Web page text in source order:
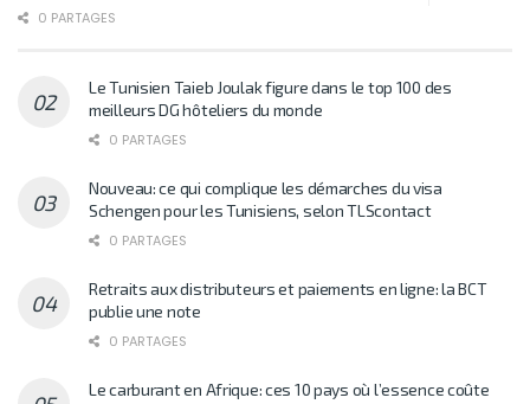
0 PARTAGES
Le Tunisien Taieb Joulak figure dans le top 100 des
meilleurs DG hôteliers du monde
0 PARTAGES
Nouveau: ce qui complique les démarches du visa
Schengen pour les Tunisiens, selon TLScontact
0 PARTAGES
Retraits aux distributeurs et paiements en ligne: la BCT
publie une note
0 PARTAGES
Le carburant en Afrique: ces 10 pays où l’essence coûte